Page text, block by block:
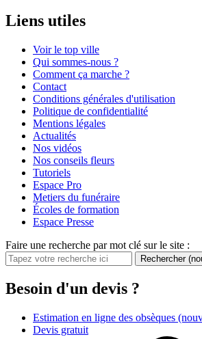
Liens utiles
Voir le top ville
Qui sommes-nous ?
Comment ça marche ?
Contact
Conditions générales d'utilisation
Politique de confidentialité
Mentions légales
Actualités
Nos vidéos
Nos conseils fleurs
Tutoriels
Espace Pro
Metiers du funéraire
Écoles de formation
Espace Presse
Faire une recherche par mot clé sur le site :
Rechercher
Besoin d'un devis ?
Estimation en ligne des obsèques
Devis gratuit